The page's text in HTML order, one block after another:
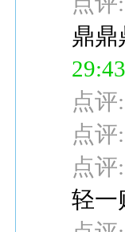
鼎鼎
29:43
点评:
点评:
点评:
轻一